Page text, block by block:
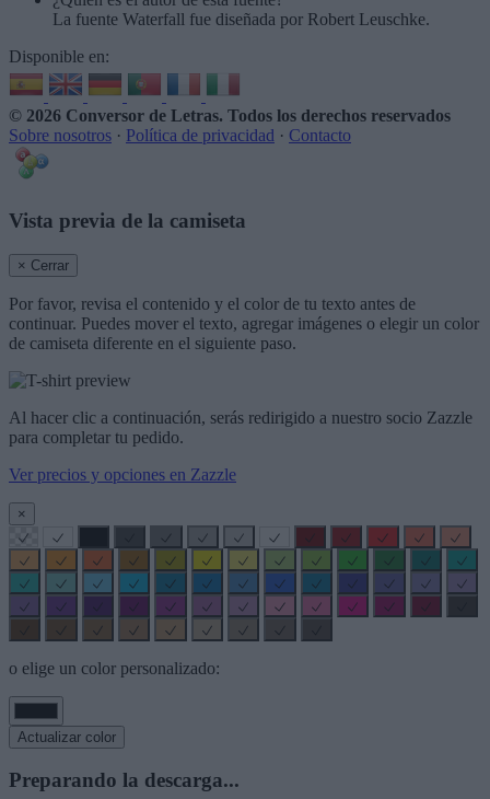
La fuente Waterfall fue diseñada por Robert Leuschke.
Disponible en:
© 2026 Conversor de Letras. Todos los derechos reservados
Sobre nosotros · Política de privacidad · Contacto
Vista previa de la camiseta
× Cerrar
Por favor, revisa el contenido y el color de tu texto antes de
continuar. Puedes mover el texto, agregar imágenes o elegir un color
de camiseta diferente en el siguiente paso.
Al hacer clic a continuación, serás redirigido a nuestro socio Zazzle
para completar tu pedido.
Ver precios y opciones en Zazzle
×
o elige un color personalizado:
Actualizar color
Preparando la descarga...